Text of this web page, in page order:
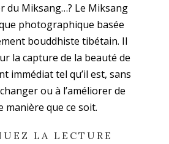
du Miksang…? Le Miksang
photographique basée
bouddhiste tibétain. Il
la capture de la beauté de
immédiat tel qu’il est, sans
ou à l’améliorer de
manière que ce soit.
LA LECTURE